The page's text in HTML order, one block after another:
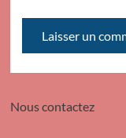
Nous contactez